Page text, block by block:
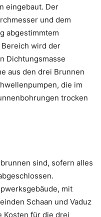
eingebaut. Der
und dem
abgestimmtem
wird der
Dichtungsmasse
aus den drei Brunnen
die im
trocken
sind, sofern alles
mit
Schaan und Vaduz
Kosten für die drei